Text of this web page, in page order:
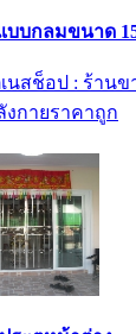
บบกลมขนาด
สช็อป : ร้านข
งกายราคาถูก